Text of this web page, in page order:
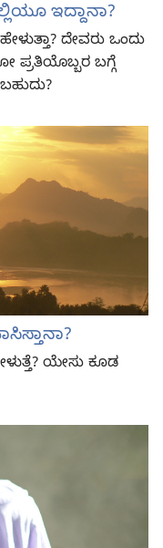
ಇದ್ದಾನಾ?
ದೇವರು ಒಂದು
ಪ್ರತಿಯೊಬ್ಬರ ಬಗ್ಗೆ
ಯೇಸು ಕೂಡ